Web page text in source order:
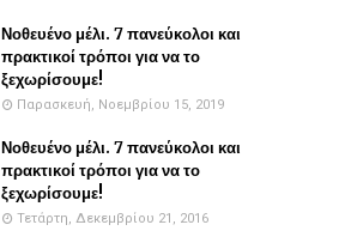
Νοθευένο μέλι. 7 πανεύκολοι και
πρακτικοί τρόποι για να το
ξεχωρίσουμε!
Παρασκευή, Νοεμβρίου 15, 2019
Νοθευένο μέλι. 7 πανεύκολοι και
πρακτικοί τρόποι για να το
ξεχωρίσουμε!
Τετάρτη, Δεκεμβρίου 21, 2016